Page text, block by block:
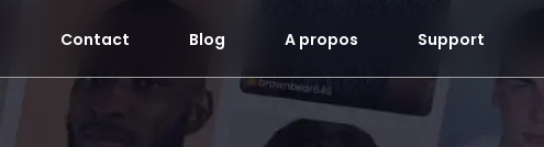
Contact Blog A propos Support